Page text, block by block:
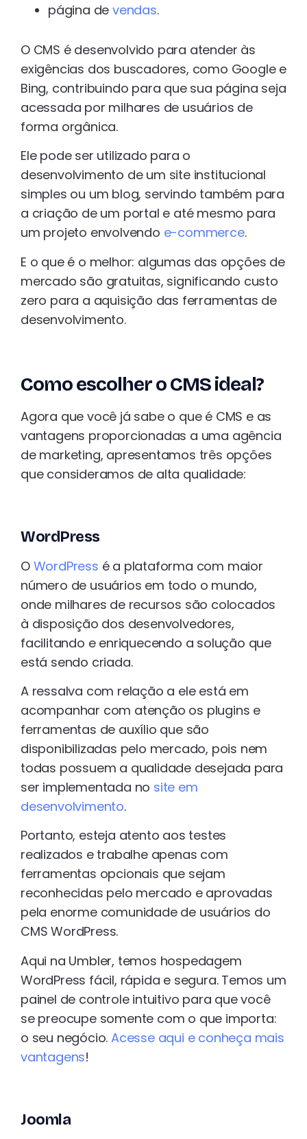
página de vendas.
O CMS é desenvolvido para atender às
exigências dos buscadores, como Google e
Bing, contribuindo para que sua página seja
acessada por milhares de usuários de
forma orgânica.
Ele pode ser utilizado para o
desenvolvimento de um site institucional
simples ou um blog, servindo também para
a criação de um portal e até mesmo para
um projeto envolvendo e-commerce.
E o que é o melhor: algumas das opções de
mercado são gratuitas, significando custo
zero para a aquisição das ferramentas de
desenvolvimento.
Como escolher o CMS ideal?
Agora que você já sabe o que é CMS e as
vantagens proporcionadas a uma agência
de marketing, apresentamos três opções
que consideramos de alta qualidade:
WordPress
O WordPress é a plataforma com maior
número de usuários em todo o mundo,
onde milhares de recursos são colocados
à disposição dos desenvolvedores,
facilitando e enriquecendo a solução que
está sendo criada.
A ressalva com relação a ele está em
acompanhar com atenção os plugins e
ferramentas de auxílio que são
disponibilizadas pelo mercado, pois nem
todas possuem a qualidade desejada para
ser implementada no site em
desenvolvimento.
Portanto, esteja atento aos testes
realizados e trabalhe apenas com
ferramentas opcionais que sejam
reconhecidas pelo mercado e aprovadas
pela enorme comunidade de usuários do
CMS WordPress.
Aqui na Umbler, temos hospedagem
WordPress fácil, rápida e segura. Temos um
painel de controle intuitivo para que você
se preocupe somente com o que importa:
o seu negócio.Acesse aqui e conheça mais
vantagens!
Joomla